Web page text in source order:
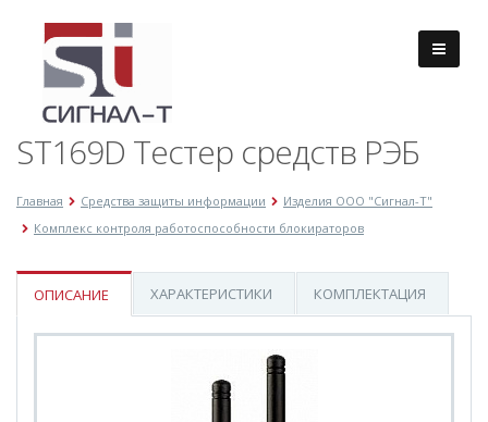
ST169D Тестер средств РЭБ
Главная Средства защиты информации
Изделия ООО "Сигнал-Т"
Комплекс контроля работоспособности блокираторов
ОПИСАНИЕ ХАРАКТЕРИСТИКИ КОМПЛЕКТАЦИЯ